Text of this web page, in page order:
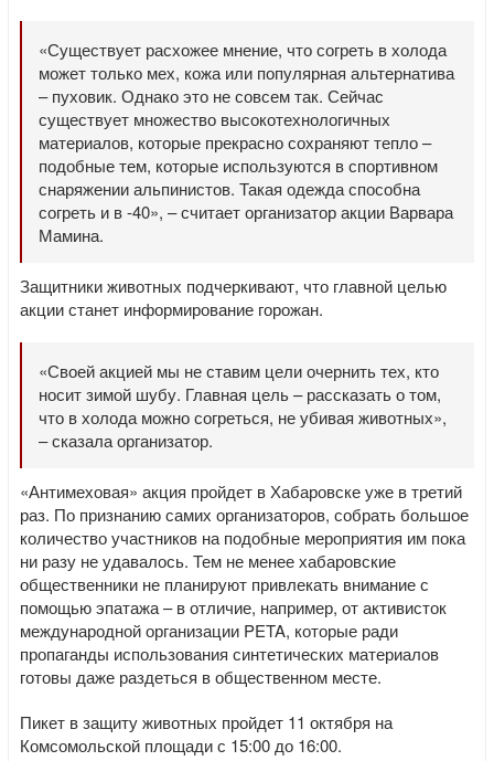
«Существует расхожее мнение, что согреть в холода
может только мех, кожа или популярная альтернатива
– пуховик. Однако это не совсем так. Сейчас
существует множество высокотехнологичных
материалов, которые прекрасно сохраняют тепло –
подобные тем, которые используются в спортивном
снаряжении альпинистов. Такая одежда способна
согреть и в -40», – считает организатор акции Варвара
Мамина.
Защитники животных подчеркивают, что главной целью
акции станет информирование горожан.
«Своей акцией мы не ставим цели очернить тех, кто
носит зимой шубу. Главная цель – рассказать о том,
что в холода можно согреться, не убивая животных»,
– сказала организатор.
«Антимеховая» акция пройдет в Хабаровске уже в третий
раз. По признанию самих организаторов, собрать большое
количество участников на подобные мероприятия им пока
ни разу не удавалось. Тем не менее хабаровские
общественники не планируют привлекать внимание с
помощью эпатажа – в отличие, например, от активисток
международной организации PETA, которые ради
пропаганды использования синтетических материалов
готовы даже раздеться в общественном месте.
Пикет в защиту животных пройдет 11 октября на
Комсомольской площади с 15:00 до 16:00.